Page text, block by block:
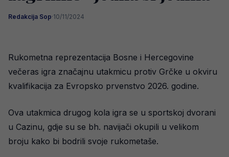
Redakcija Sop·10/11/2024
Rukometna reprezentacija Bosne i Hercegovine
večeras igra značajnu utakmicu protiv Grčke u okviru
kvalifikacija za Evropsko prvenstvo 2026. godine.
Ova utakmica drugog kola igra se u sportskoj dvorani
u Cazinu, gdje su se bh. navijači okupili u velikom
broju kako bi bodrili svoje rukometaše.